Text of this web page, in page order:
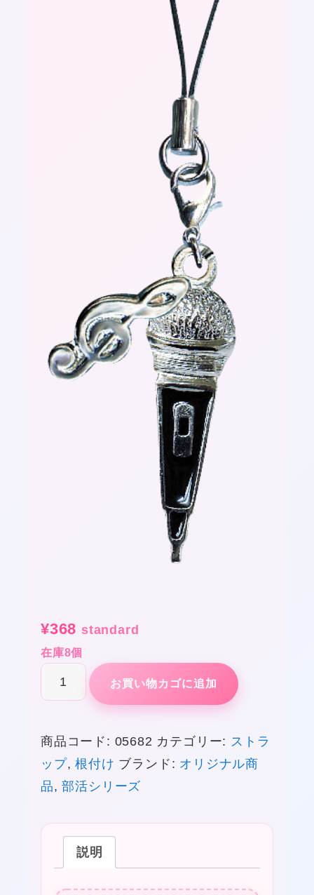
¥368 standard
在庫8個
活
ス
ト
ラ
プ
お買い物カゴに追加
商品コード: 05682 カテゴリー: ストラ
ップ,根付け ブランド: オリジナル商
品,部活シリーズ
説明